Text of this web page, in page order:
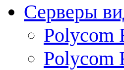
Серверы
Polycom
Polycom